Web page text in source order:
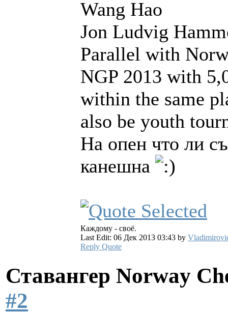
Wang Hao
Jon Ludvig
Parallel with
NGP 2013 with
within the same
also be youth
На опен что ли
канешна
Каждому - своё.
Last Edit: 06 Дек 2013 03:43 by
Reply Quote
Ставангер Norway
#2